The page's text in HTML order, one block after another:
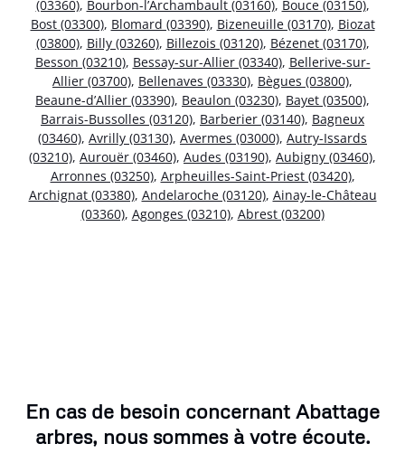
(03360), Bourbon-l’Archambault (03160), Bouce (03150),
Bost (03300), Blomard (03390), Bizeneuille (03170), Biozat
(03800), Billy (03260), Billezois (03120), Bézenet (03170),
Besson (03210), Bessay-sur-Allier (03340), Bellerive-sur-
Allier (03700), Bellenaves (03330), Bègues (03800),
Beaune-d’Allier (03390), Beaulon (03230), Bayet (03500),
Barrais-Bussolles (03120), Barberier (03140), Bagneux
(03460), Avrilly (03130), Avermes (03000), Autry-Issards
(03210), Aurouër (03460), Audes (03190), Aubigny (03460),
Arronnes (03250), Arpheuilles-Saint-Priest (03420),
Archignat (03380), Andelaroche (03120), Ainay-le-Château
(03360), Agonges (03210), Abrest (03200)
En cas de besoin concernant Abattage
arbres, nous sommes à votre écoute.